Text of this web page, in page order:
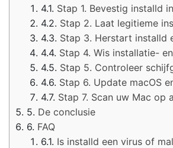
Stap 1. Bevestig installd
Stap 2. Laat legitieme
Stap 3. Herstart installd
Stap 4. Wis installatie-
Stap 5. Controleer
Stap 6. Update macOS
Stap 7. Scan uw Mac op
De conclusie
FAQ
Is installd een virus of